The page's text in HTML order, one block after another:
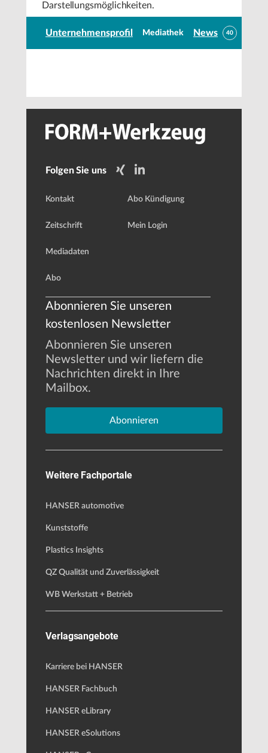
Darstellungsmöglichkeiten.
Unternehmensprofil Mediathek News 40
Folgen Sie uns
Kontakt
Zeitschrift
Mediadaten
Abo
Abo Kündigung
Mein Login
Abonnieren Sie unseren
kostenlosen Newsletter
Abonnieren Sie unseren
Newsletter und wir liefern die
Nachrichten direkt in Ihre
Mailbox.
Abonnieren
Weitere Fachportale
HANSER automotive
Kunststoffe
Plastics Insights
QZ Qualität und Zuverlässigkeit
WB Werkstatt + Betrieb
Verlagsangebote
Karriere bei HANSER
HANSER Fachbuch
HANSER eLibrary
HANSER eSolutions